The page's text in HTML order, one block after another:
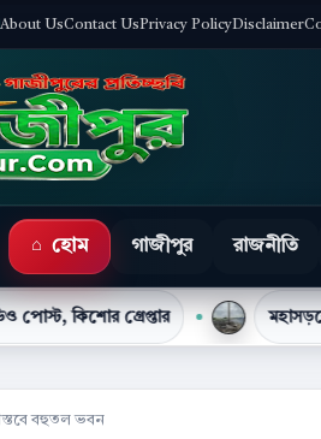
About UsContact UsPrivacy PolicyDisclaimer
হোম গাজীপুর রাজনীতি
মহাসড়কের পাশে আধা
বহুতল ভবন